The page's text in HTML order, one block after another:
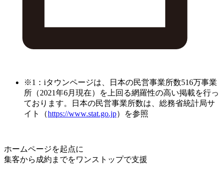
※1：iタウンページは、日本の民営事業所数516万事業
所（2021年6月現在）を上回る網羅性の高い掲載を行っ
ております。日本の民営事業所数は、総務省統計局サ
イト（https://www.stat.go.jp）を参照
ホームページを起点に
集客から成約までをワンストップで支援